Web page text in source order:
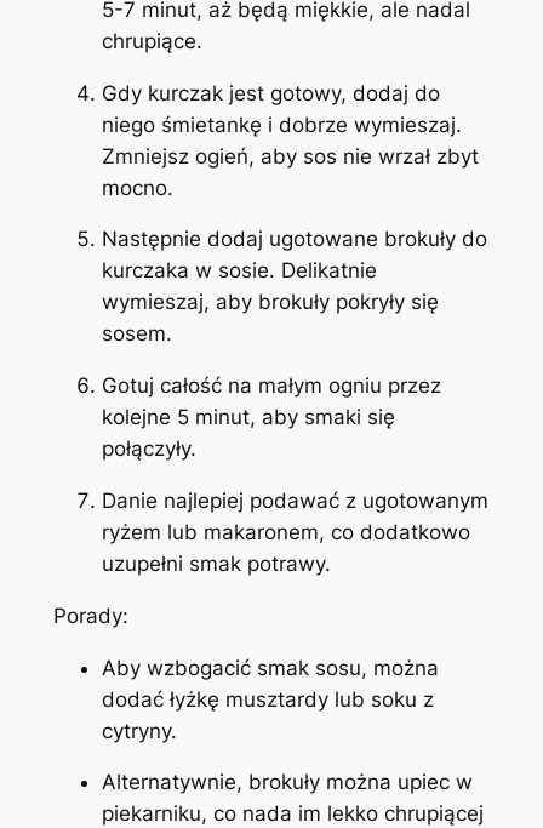
5-7 minut, aż będą miękkie, ale nadal
chrupiące.
Gdy kurczak jest gotowy, dodaj do
niego śmietankę i dobrze wymieszaj.
Zmniejsz ogień, aby sos nie wrzał zbyt
mocno.
Następnie dodaj ugotowane brokuły do
kurczaka w sosie. Delikatnie
wymieszaj, aby brokuły pokryły się
sosem.
Gotuj całość na małym ogniu przez
kolejne 5 minut, aby smaki się
połączyły.
Danie najlepiej podawać z ugotowanym
ryżem lub makaronem, co dodatkowo
uzupełni smak potrawy.
Porady:
Aby wzbogacić smak sosu, można
dodać łyżkę musztardy lub soku z
cytryny.
Alternatywnie, brokuły można upiec w
piekarniku, co nada im lekko chrupiącej